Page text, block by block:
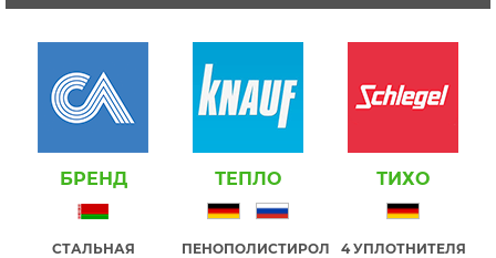
БРЕНД
СТАЛЬНАЯ
ТЕПЛО
ПЕНОПОЛИСТИРОЛ
ТИХО
4 УПЛОТНИТЕЛЯ